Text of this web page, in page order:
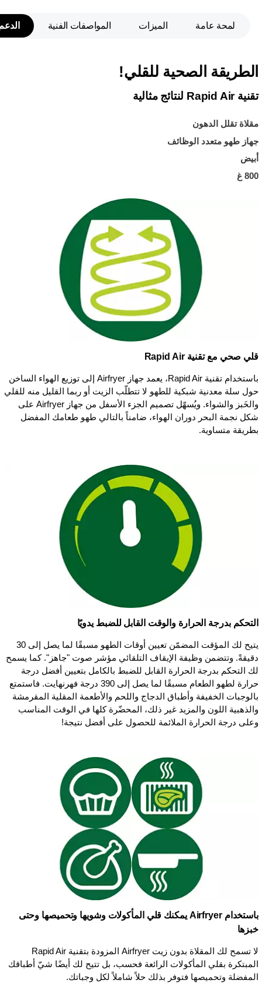
لمحة عامة الميزات المواصفات الفنية
الطريقة الصحية للقلي!
تقنية Rapid Air لنتائج مثالية
مقلاة تقلل الدهون
جهاز طهو متعدد الوظائف
أبيض
800 غ
قلي صحي مع تقنية Rapid Air
باستخدام تقنية Rapid Air، يعمد جهاز Airfryer إلى توزيع الهواء الساخن
حول سلة معدنية شبكية للطهو لا تتطلّب الزيت أو ربما القليل منه للقلي
والخَبز والشواء. ويُسهّل تصميم الجزء الأسفل من جهاز Airfryer على
شكل نجمة البحر دوران الهواء، ضامناً بالتالي طهو طعامك المفضل
بطريقة متساوية.
التحكم بدرجة الحرارة والوقت القابل للضبط يدويًا
يتيح لك المؤقت المضمّن تعيين أوقات الطهو مسبقًا لما يصل إلى 30
دقيقةً. وتتضمن وظيفة الإيقاف التلقائي مؤشر صوت "جاهز". كما يسمح
لك التحكم بدرجة الحرارة القابل للضبط بالكامل بتعيين أفضل درجة
حرارة لطهو الطعام مسبقًا لما يصل إلى 390 درجة فهرنهايت. فاستمتع
بالوجبات الخفيفة وأطباق الدجاج واللحم والأطعمة المقلية المقرمشة
والذهبية اللون والمزيد غير ذلك، المحضّرة كلها في الوقت المناسب
وعلى درجة الحرارة الملائمة للحصول على أفضل نتيجة!
باستخدام Airfryer يمكنك قلي المأكولات وشويها وتحميصها وحتى
خبزها
لا تسمح لك المقلاة بدون زيت Airfryer المزودة بتقنية Rapid Air
المبتكرة بقلي المأكولات الرائعة فحسب، بل تتيح لك أيضًا شيّ أطباقك
المفضلة وتحميصها فتوفر بذلك حلاً شاملاً لكل وجباتك.